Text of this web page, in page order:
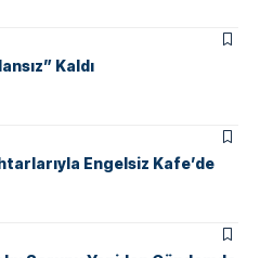
Kaldı
Engelsiz Kafe’de